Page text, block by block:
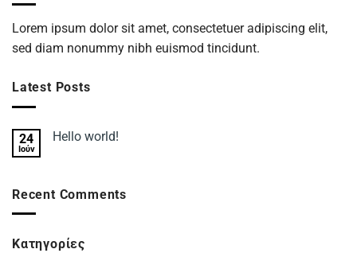
Lorem ipsum dolor sit amet, consectetuer adipiscing elit,
sed diam nonummy nibh euismod tincidunt.
Latest Posts
24
Ιούν
Hello world!
Recent Comments
Kατηγορίες